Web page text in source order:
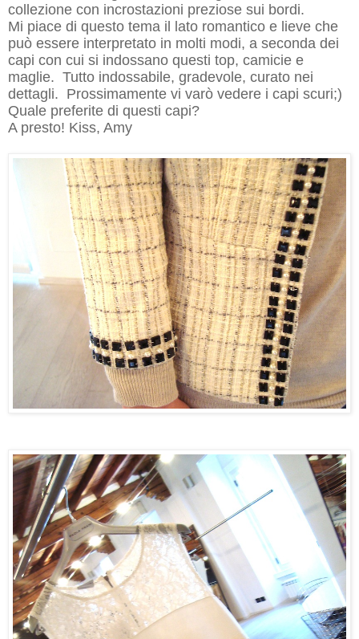
collezione con incrostazioni preziose sui bordi.
Mi piace di questo tema il lato romantico e lieve che
può essere interpretato in molti modi, a seconda dei
capi con cui si indossano questi top, camicie e
maglie. Tutto indossabile, gradevole, curato nei
dettagli. Prossimamente vi varò vedere i capi scuri;)
Quale preferite di questi capi?
A presto! Kiss, Amy